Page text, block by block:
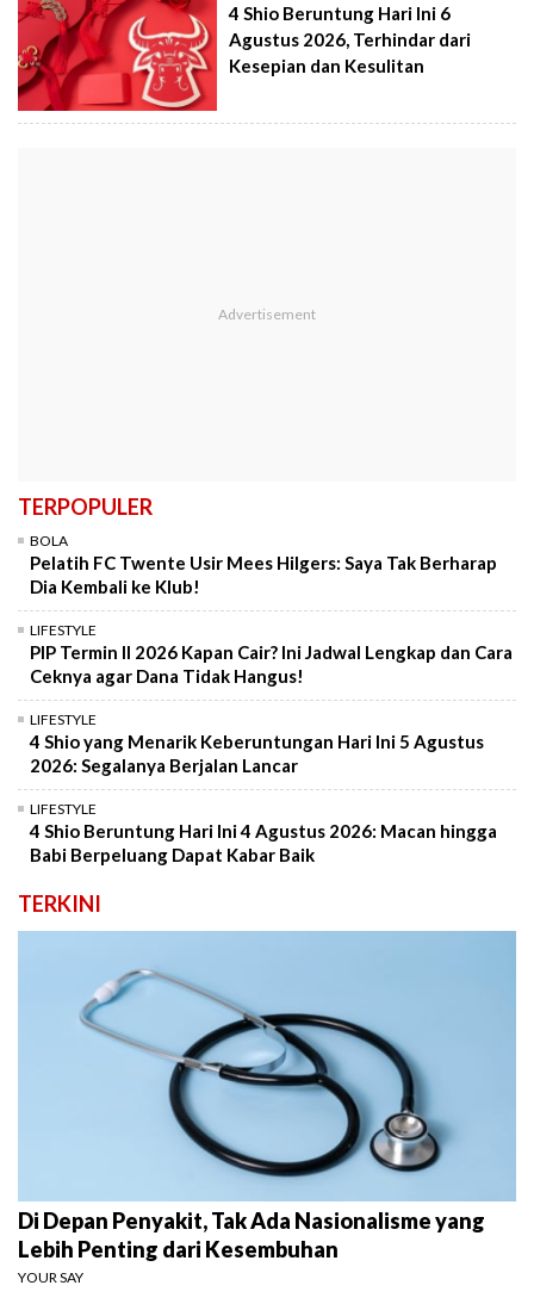
4 Shio Beruntung Hari Ini 6
Agustus 2026, Terhindar dari
Kesepian dan Kesulitan
TERPOPULER
BOLA
Pelatih FC Twente Usir Mees Hilgers: Saya Tak Berharap
Dia Kembali ke Klub!
LIFESTYLE
PIP Termin II 2026 Kapan Cair? Ini Jadwal Lengkap dan Cara
Ceknya agar Dana Tidak Hangus!
LIFESTYLE
4 Shio yang Menarik Keberuntungan Hari Ini 5 Agustus
2026: Segalanya Berjalan Lancar
LIFESTYLE
4 Shio Beruntung Hari Ini 4 Agustus 2026: Macan hingga
Babi Berpeluang Dapat Kabar Baik
TERKINI
Di Depan Penyakit, Tak Ada Nasionalisme yang
Lebih Penting dari Kesembuhan
YOUR SAY